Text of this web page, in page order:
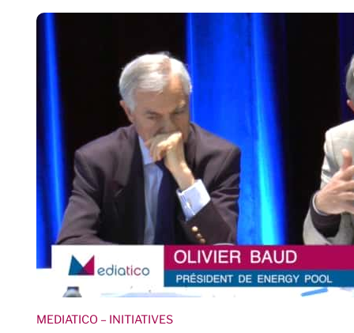
MEDIATICO – INITIATIVES